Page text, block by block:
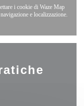
i cookie di Waze Map
e localizzazione.